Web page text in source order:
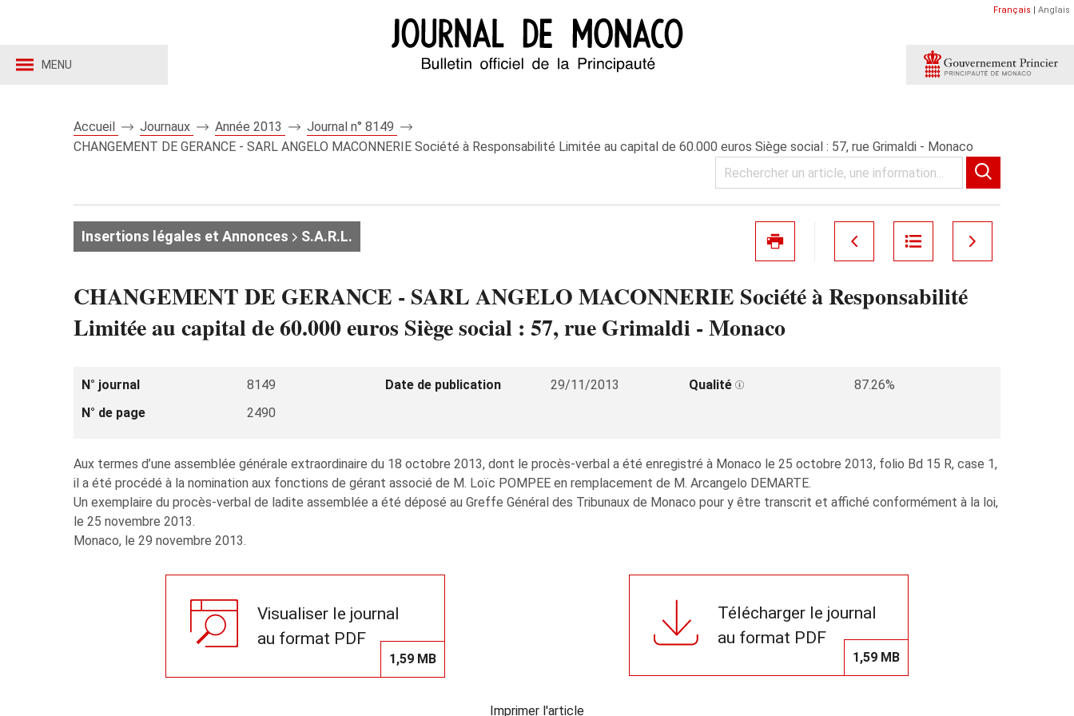
MENU
Français | Anglais
Accueil Journaux Année 2013
Journal n° 8149
CHANGEMENT DE GERANCE - SARL ANGELO MACONNERIE Société à Responsabilité Limitée au capital de 60.000 euros Siège social : 57, rue Grimaldi - Monaco
Insertions légales et Annonces S.A.R.L.
CHANGEMENT DE GERANCE - SARL ANGELO MACONNERIE Société à Responsabilité
Limitée au capital de 60.000 euros Siège social : 57, rue Grimaldi - Monaco
N° journal 8149 Date de publication 29/11/2013 Qualité
87.26%
N° de page
2490
Aux termes d’une assemblée générale extraordinaire du 18 octobre 2013, dont le procès-verbal a été enregistré à Monaco le 25 octobre 2013, folio Bd 15 R, case 1,
il a été procédé à la nomination aux fonctions de gérant associé de M. Loïc POMPEE en remplacement de M. Arcangelo DEMARTE.
Un exemplaire du procès-verbal de ladite assemblée a été déposé au Greffe Général des Tribunaux de Monaco pour y être transcrit et affiché conformément à la loi,
le 25 novembre 2013.
Monaco, le 29 novembre 2013.
Visualiser le journal
au format PDF
1,59 MB
Télécharger le journal
au format PDF
1,59 MB
Imprimer l'article